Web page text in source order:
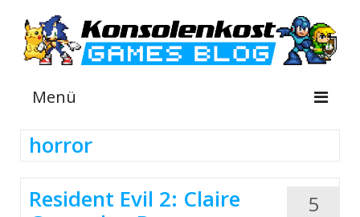
Menü
INFOS
horror
5
Resident Evil 2: Claire